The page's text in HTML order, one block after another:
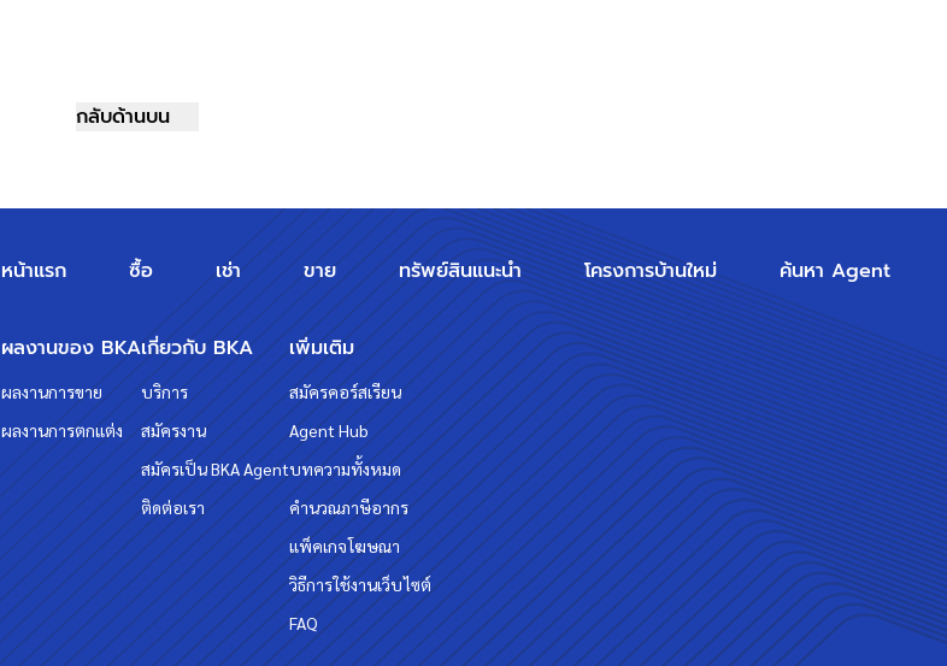
กลับด้านบน
หน้าแรก ซื้อ เช่า ขาย ทรัพย์สินแนะนำ โครงการบ้านใหม่ ค้นหา Agent
ผลงานของ BKA
ผลงานการขาย
ผลงานการตกแต่ง
เกี่ยวกับ BKA
บริการ
สมัครงาน
สมัครเป็น BKA Agent
ติดต่อเรา
เพิ่มเติม
สมัครคอร์สเรียน
Agent Hub
บทความทั้งหมด
คำนวณภาษีอากร
แพ็คเกจโฆษณา
วิธีการใช้งานเว็บไซต์
FAQ